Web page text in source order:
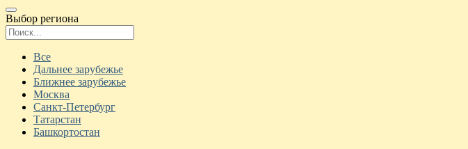
Выбор региона
Все
Дальнее зарубежье
Ближнее зарубежье
Москва
Санкт-Петербург
Татарстан
Башкортостан